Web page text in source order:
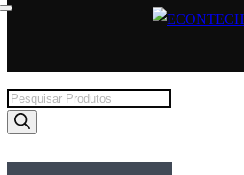
Products
search